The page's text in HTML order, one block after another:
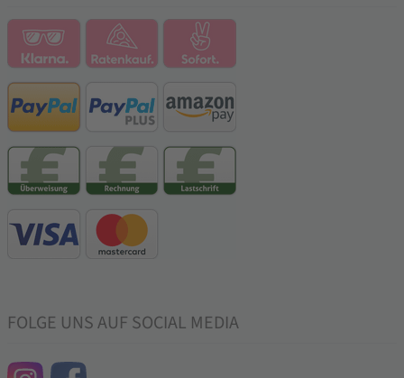
FOLGE UNS AUF SOCIAL MEDIA